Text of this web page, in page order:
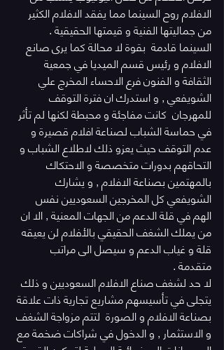
الافلام روح السينما مما يفقد الافلام الكثير
من جماليتها الفنية و قيمتها الحقيقية .
السينما قادمة  بقوة لا محالة كما يرى صانع
الافلام و رئيس قسم الميديا في جمعية
الثقافة و الفنون فرع الاحساء المخرج علي
الشويفعي , و استدرك ان فترة التوقف
للمهرجان  كانت مفاجئة و محبطة لكنها لم تأثر
في حماسة الشباب لصناعة افلام قصيرة و
عدم التوقف حيث يعزو ذلك لاطلاع الشباب و
التحاقهم بدورات متخصصة و الاحتكاك
بالمهتمين بصناعة الافلام , و يشارك
الشويفعي كل المخرجين السعوديين نفس
الهم في قلة الدعم من الجهات المعنية , الا ان
من يملك الشغف الحقيقي بالأفلام لن يعيقه
قلة و غياب الدعم و سيصل الى مراتب
متقدمة .
لا حد لشغف صناع الافلام السعوديين و ذلك
يتجلى في تأسيسهم مشاريع تجارية ذات علاقة
بصناعة الافلام و الصورة  لتتم مزواجة الشغف
و الاستثمار , و الدخول في شراكات ضخمة مع